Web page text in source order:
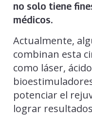
no solo tiene
médicos.
Actualmente,
combinan esta
como láser,
potenciar el
lograr